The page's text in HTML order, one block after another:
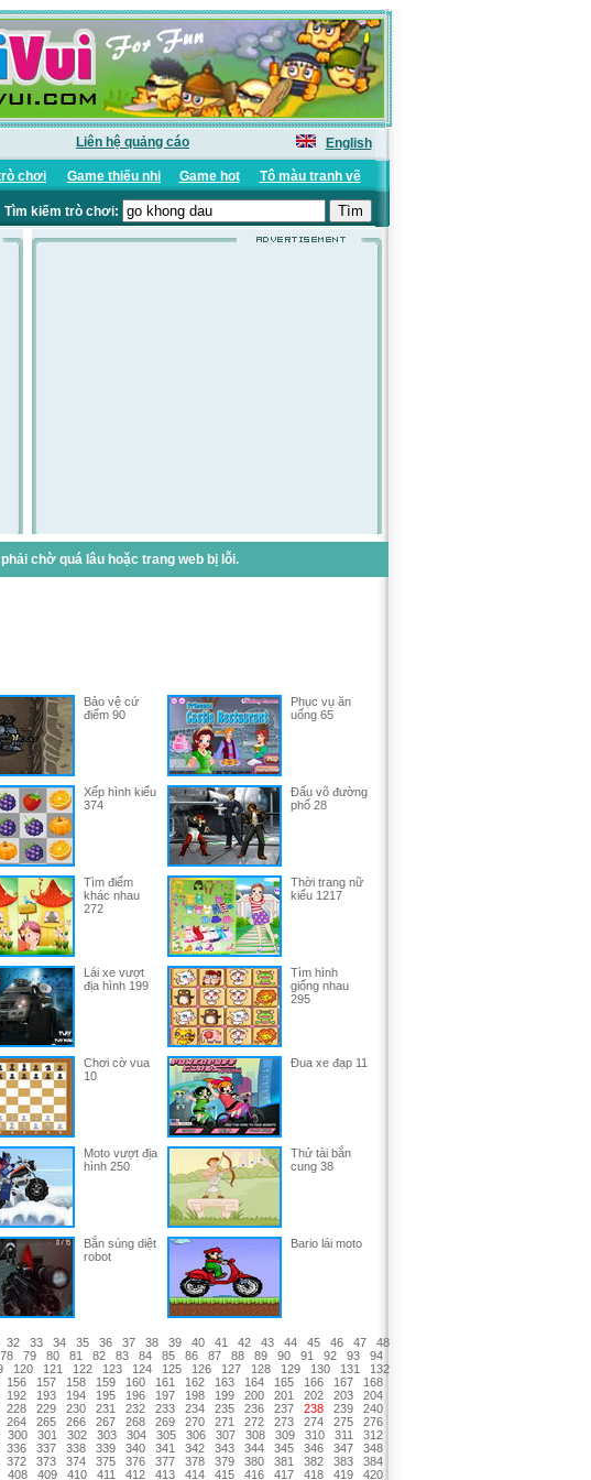
Liên hệ quảng cáo English
chơi Game thiếu nhi Game hot Tô màu tranh vẽ
Tìm kiếm trò chơi:
chờ quá lâu hoặc trang web bị lỗi.
Bảo vệ cứ
điểm 90
Phục vụ ăn
uống 65
Xếp hình kiểu
374
Đấu võ đường
phố 28
Tìm điểm
khác nhau
272
Thời trang nữ
kiểu 1217
Lái xe vượt
địa hình 199
Tìm hình
giống nhau
295
Chơi cờ vua
10
Đua xe đạp 11
Moto vượt địa
hình 250
Thử tài bắn
cung 38
Bắn súng diệt
robot
Bario lái moto
32 33 34 35 36 37 38 39 40 41 42 43 44 45 46 47
48
78 79 80 81 82 83 84 85 86 87 88 89 90 91 92 93
94
120 121 122 123 124 125 126 127 128 129 130 131
132
156 157 158 159 160 161 162 163 164 165 166 167
168
192 193 194 195 196 197 198 199 200 201 202 203
204
228 229 230 231 232 233 234 235 236 237 238 239
240
264 265 266 267 268 269 270 271 272 273 274 275
276
300 301 302 303 304 305 306 307 308 309 310 311
312
336 337 338 339 340 341 342 343 344 345 346 347
348
372 373 374 375 376 377 378 379 380 381 382 383
384
408 409 410 411 412 413 414 415 416 417 418 419 420